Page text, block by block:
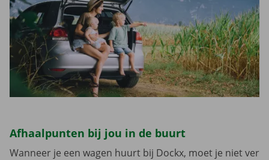
Afhaalpunten bij jou in de buurt
Wanneer je een wagen huurt bij Dockx, moet je niet ver